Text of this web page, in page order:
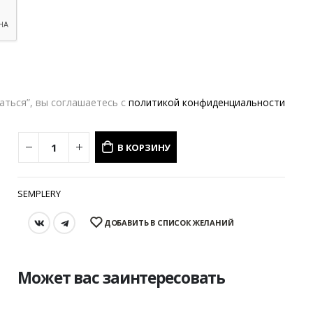
В КОРЗИНУ
SEMPLERY
ДОБАВИТЬ В СПИСОК ЖЕЛАНИЙ
Может вас заинтересовать
вы соглашаетесь с политикой конфиденциальности